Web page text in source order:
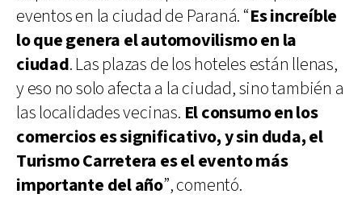
eventos en la ciudad de Paraná. “Es increíble
lo que genera el automovilismo en la
ciudad. Las plazas de los hoteles están llenas,
y eso no solo afecta a la ciudad, sino también a
las localidades vecinas. El consumo en los
comercios es significativo, y sin duda,el
Turismo Carretera es el evento más
importante del año”, comentó.